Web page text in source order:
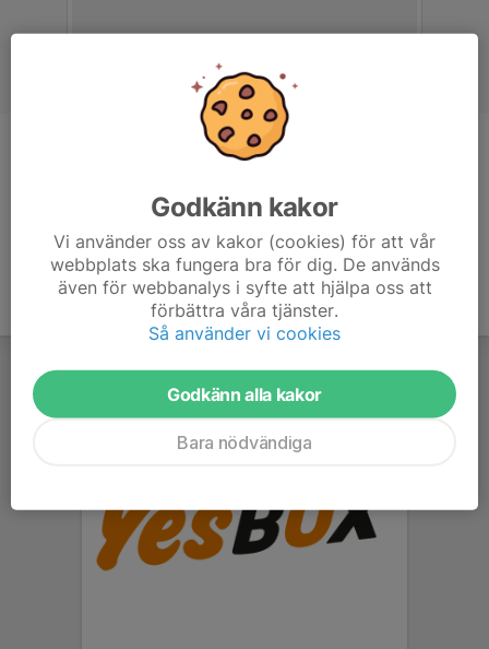
Ledare
Godkänn kakor
Vi använder oss av kakor (cookies) för att vår
webbplats ska fungera bra för dig. De används
även för webbanalys i syfte att hjälpa oss att
förbättra våra tjänster.
Så använder vi cookies
Godkänn alla kakor
Bara nödvändiga